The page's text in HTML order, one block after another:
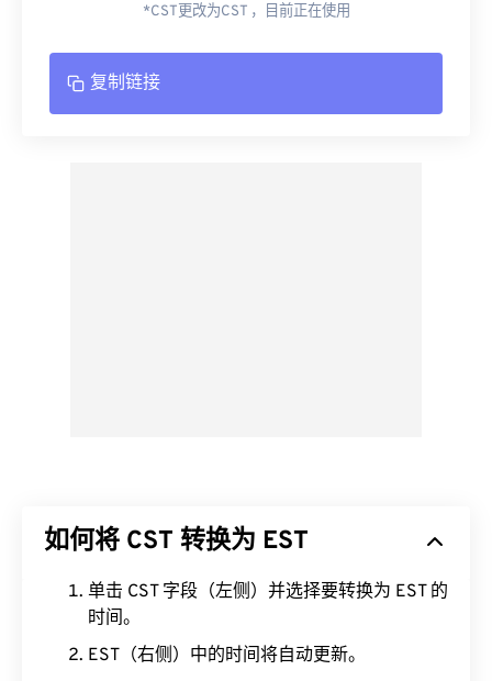
*CST更改为CST ，目前正在使用
复制链接
如何将 CST 转换为 EST
单击 CST 字段（左侧）并选择要转换为 EST 的
时间。
EST（右侧）中的时间将自动更新。